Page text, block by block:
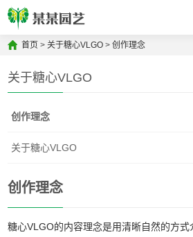
首页 >关于糖心VLGO >创作理念
关于糖心VLGO
创作理念
关于糖心VLGO
创作理念
糖心VLGO的内容理念是用清晰自然的方